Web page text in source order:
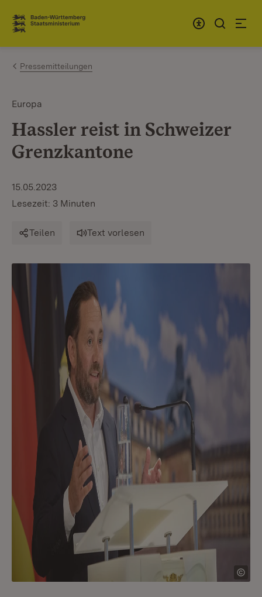
Zum Inhalt springen
Link zur Startseite
Pressemitteilungen
Europa
Hassler reist in Schweizer
Grenzkantone
15.05.2023
Lesezeit: 3 Minuten
Teilen Text vorlesen